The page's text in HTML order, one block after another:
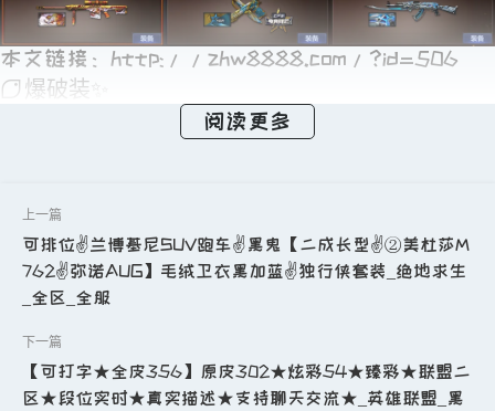
本文链接： http://zhw8888.com/?id=506
爆破装✨
阅读更多
可排位✌兰博基尼SUV跑车✌黑鬼【二成长型✌②美杜莎M
762✌弥诺AUG】毛绒卫衣黑加蓝✌独行侠套装_绝地求生
_全区_全服
【可打字★全皮356】原皮302★炫彩54★臻彩★联盟二
区★段位实时★真实描述★支持聊天交流★_英雄联盟_黑